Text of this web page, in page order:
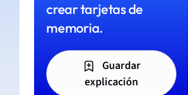
crear tarjetas de
memoria.
Guardar
explicación